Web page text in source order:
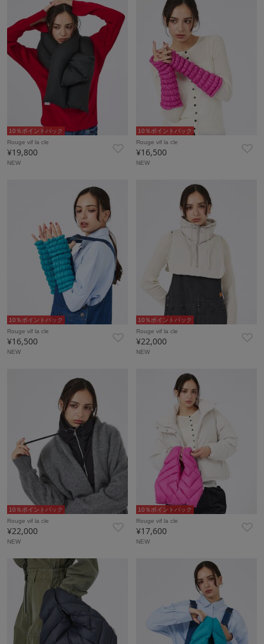
10％ポイントバック
Rouge vif la cle
¥19,800
NEW
10％ポイントバック
Rouge vif la cle
¥16,500
NEW
10％ポイントバック
Rouge vif la cle
¥16,500
NEW
10％ポイントバック
Rouge vif la cle
¥22,000
NEW
10％ポイントバック
Rouge vif la cle
¥22,000
NEW
10％ポイントバック
Rouge vif la cle
¥17,600
NEW